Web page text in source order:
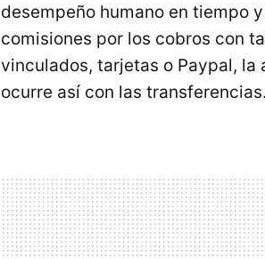
desempeño humano en tiempo
comisiones por los cobros con
vinculados, tarjetas o Paypal,
ocurre así con las transferencias.